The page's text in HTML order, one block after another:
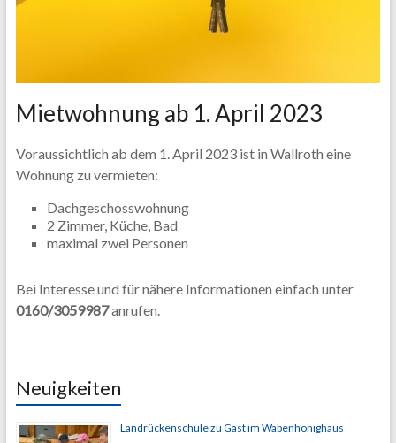
Mietwohnung ab 1. April 2023
Voraussichtlich ab dem 1. April 2023 ist in Wallroth eine
Wohnung zu vermieten:
Dachgeschosswohnung
2 Zimmer, Küche, Bad
maximal zwei Personen
Bei Interesse und für nähere Informationen einfach unter
0160/3059987anrufen.
Neuigkeiten
Landrückenschule zu Gast im Wabenhonighaus